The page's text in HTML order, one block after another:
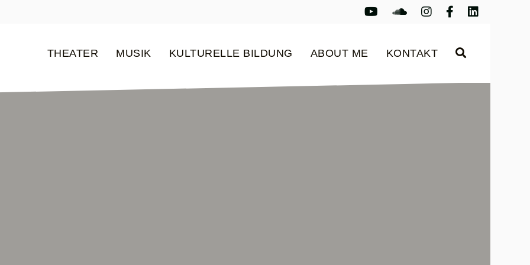
YoutubeYoutubeInstagramFacebookLinkedIn
THEATER MUSIK KULTURELLE BILDUNG ABOUT ME KONTAKT